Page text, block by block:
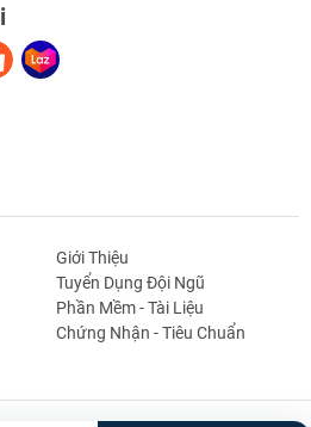
Dụng Cụ Cầm
Tay
Máy Công Cụ
SMD converter board
2 mặt loại tốt
Giới Thiệu
Tuyển Dụng Đội Ngũ
Phần Mềm - Tài Liệu
Chứng Nhận - Tiêu Chuẩn